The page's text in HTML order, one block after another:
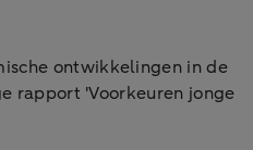
ontwikkelingen in de
rapport 'Voorkeuren jonge